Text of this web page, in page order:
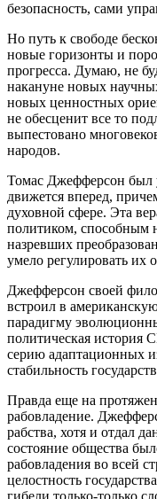
безопасность, сами
Но путь к свободе
новые горизонты и
прогресса. Думаю, не
накануне новых
новых ценностных
не обесценит все то
выпестовано
народов.
Томас Джефферсон был
движется вперед,
духовной сфере. Эта
политиком, способным
назревших
умело регулировать их
Джефферсон своей
встроил в
парадигму
политическая история
серию адаптационных
стабильность
Правда еще на
рабовладение.
рабства, хотя и отдал
состояние общества
рабовладения во всей
целостность
гибели только-только